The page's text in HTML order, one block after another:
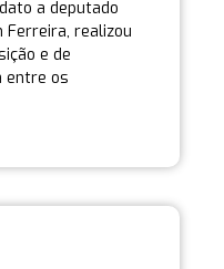
a deputado
Ferreira, realizou
e de
entre os